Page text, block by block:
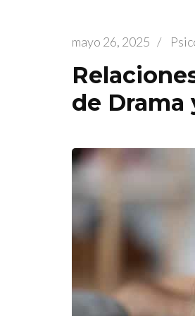
mayo 26, 2025 /
de Drama